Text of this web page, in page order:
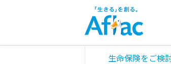
生命保険をご検